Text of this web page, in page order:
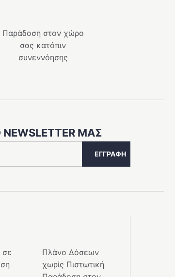
Παράδοση στον χώρο
σας κατόπιν
συνεννόησης
ΜΑΣ
ΕΓΓΡΑΦΉ
σε
Πλάνο Δόσεων
χωρίς Πιστωτική